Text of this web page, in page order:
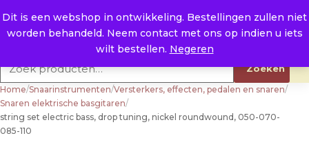
Dit is een webshop in ontwikkeling. Bestellingen zullen niet
worden behandeld. Neem contact met ons op indien u iets
wilt bestellen. Negeren
E. info@raysland.nl
Productcategorieën
Zoeken
Home/Snaarinstrumenten/Versterkers, effecten, pedalen en snaren/
Snaren elektrische basgitaren/
string set electric bass, drop tuning, nickel roundwound, 050-070-
085-110